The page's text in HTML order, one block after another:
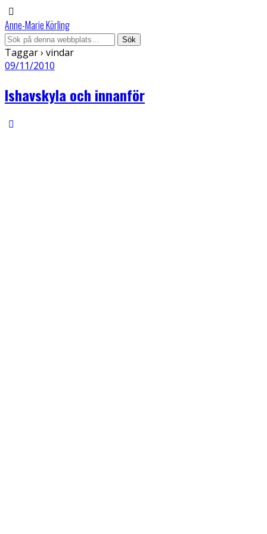
Anne-Marie Körling
Taggar › vindar
09/11/2010
Ishavskyla och innanför